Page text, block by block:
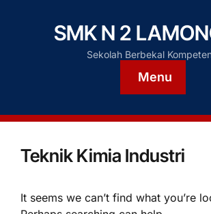
SMK N 2
Sekolah Berbekal
Menu
Teknik Kimia Industri
It seems we can’t find what you’re